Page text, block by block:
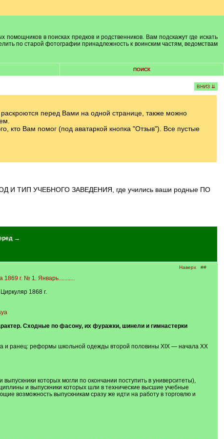
в поисках предков и родственников. Вам подскажут где искать
по старой фотографии принадлежность к воинским частям, ведомствам
ПОИСК
ВНИЗ ⇊
перед Вами на одной странице, также можно
кто Вам помог (под аватаркой кнопка "Отзыв"). Все пустые
→
Наверх ##
1869 г. № 1. Январь...........
1868 г.
Сходные по фасону, их фуражки, шинели и гимнастерки
и ранец: реформы школьной одежды второй половины XIX — начала XX
которых могли по окончании поступить в университеты),
и выпускники которых шли в технические высшие учебные
возможность выпускникам сразу же идти на работу в торговлю и